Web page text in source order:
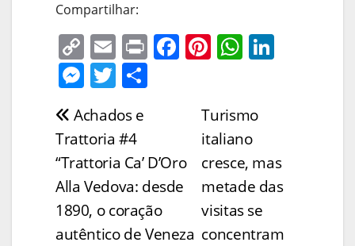
Compartilhar:
C
o
p
y
Li
n
k
E
m
ai
l
Pr F
o
o
k
Pi
e
st
W
s
A
p
p
n
M
e
ss
e
n
g
er
T
itt
er e
Navegação
de
Post
Turismo
italiano
cresce, mas
metade das
visitas se
concentram
Achados e
Trattoria #4
“Trattoria Ca’ D’Oro
Alla Vedova: desde
1890, o coração
autêntico de Veneza